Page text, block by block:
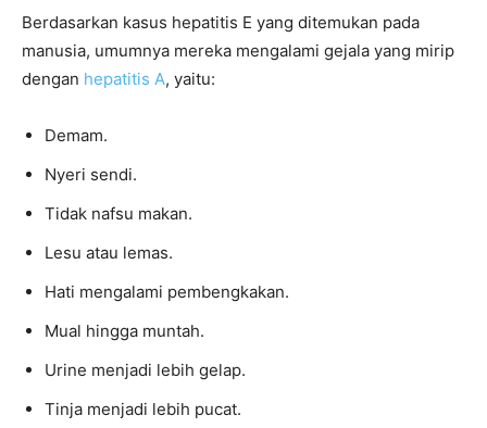
Berdasarkan kasus hepatitis E yang ditemukan pada
manusia, umumnya mereka mengalami gejala yang mirip
dengan hepatitis A, yaitu:
Demam.
Nyeri sendi.
Tidak nafsu makan.
Lesu atau lemas.
Hati mengalami pembengkakan.
Mual hingga muntah.
Urine menjadi lebih gelap.
Tinja menjadi lebih pucat.